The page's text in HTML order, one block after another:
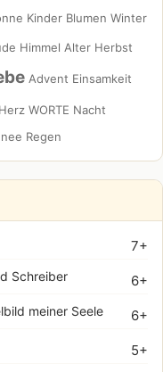
Kinder Blumen Winter
Himmel Alter Herbst
Advent Einsamkeit
Herz WORTE Nacht
Regen
7+
6+
Schreiber
6+
meiner Seele
5+